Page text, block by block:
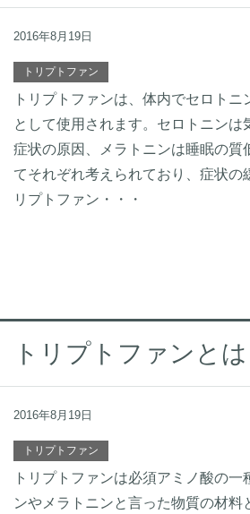
2016年8月19日
トリプトファン
トリプトファンは、体内でセロト
として使用されます。セロトニンは
症状の原因、メラトニンは睡眠の質
てそれぞれ考えられており、症状の
リプトファン・・・
トリプトファンとは
2016年8月19日
トリプトファン
トリプトファンは必須アミノ酸の一
ンやメラトニンと言った物質の材料